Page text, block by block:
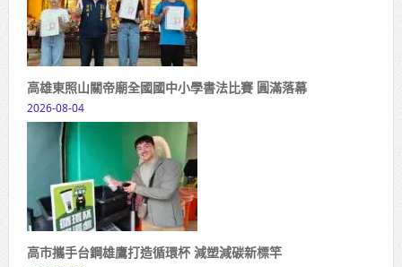
高雄東照山關帝廟全國國中小學書法比賽 圓滿落幕
2026-08-04
高市攜手台鋼雄鷹打造循環杯 減塑減碳新標竿